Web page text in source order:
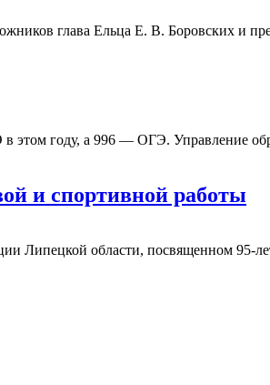
глава Ельца Е. В. Боровских и
этом году, а 996 — ОГЭ. Управление
и спортивной работы
Липецкой области, посвященном